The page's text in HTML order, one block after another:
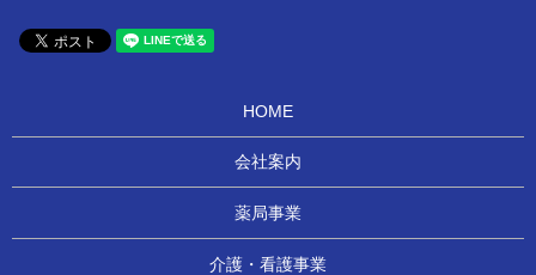
HOME
会社案内
薬局事業
介護・看護事業